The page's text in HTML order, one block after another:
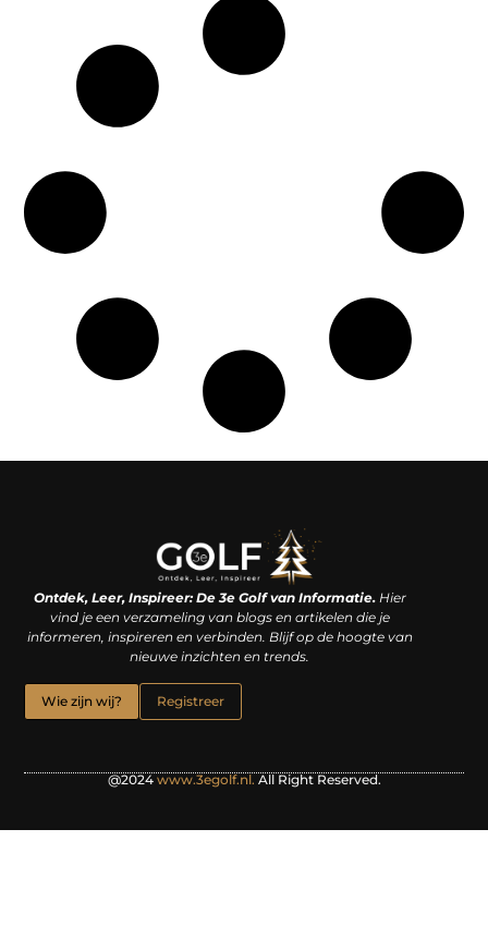
Ontdek, Leer, Inspireer: De 3e Golf van Informatie.Hier
vind je een verzameling van blogs en artikelen die je
informeren, inspireren en verbinden. Blijf op de hoogte van
nieuwe inzichten en trends.
Wie zijn wij? Registreer
@2024 www.3egolf.nl. All Right Reserved.